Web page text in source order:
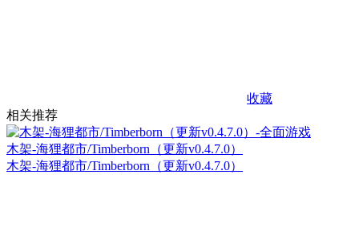
收藏
相关推荐
木架-海狸都市/Timberborn（更新v0.4.7.0）
木架-海狸都市/Timberborn（更新v0.4.7.0）